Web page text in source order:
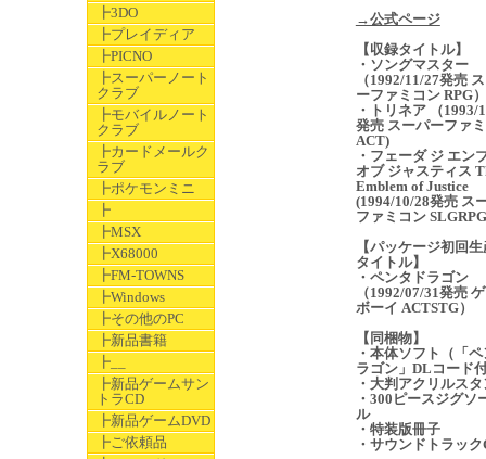
┣3DO
┣プレイディア
┣PICNO
┣スーパーノート
クラブ
┣モバイルノート
クラブ
┣カードメールク
ラブ
┣ポケモンミニ
┣
┣MSX
┣X68000
┣FM-TOWNS
┣Windows
┣その他のPC
┣新品書籍
┣__
┣新品ゲームサン
トラCD
┣新品ゲームDVD
┣ご依頼品
→公式ページ
【収録タイトル】
・ソングマスター
（1992/11/27発売
ーファミコン RPG）
・トリネア （1993/
発売 スーパーファ
ACT)
・フェーダ ジ エン
オブ ジャスティス
Emblem of Justice
(1994/10/28発売 ス
ファミコン
【パッケージ初回
タイトル】
・ペンタドラゴン
（1992/07/31発売
ボーイ ACTSTG）
【同梱物】
・本体ソフト（「
ラゴン」DLコード
・大判アクリルス
・300ピースジグソ
ル
・特装版冊子
・サウンドトラック